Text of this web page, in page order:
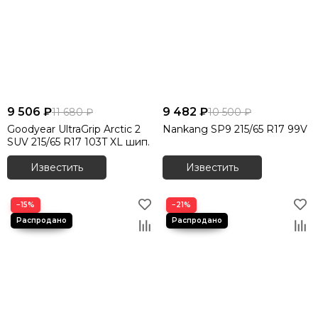
9 506 ₽11 680 ₽
Goodyear UltraGrip Arctic 2
SUV 215/65 R17 103T XL шип.
Известить
9 482 ₽10 500 ₽
Nankang SP9 215/65 R17 99V
Известить
−15% −21%